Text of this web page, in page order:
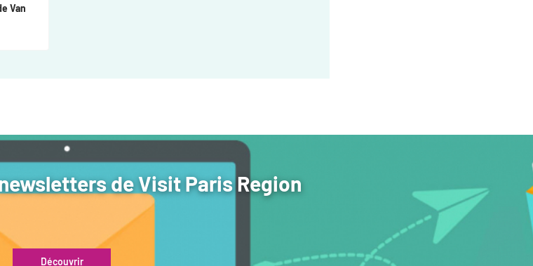
Van
de Visit Paris Region
Découvrir